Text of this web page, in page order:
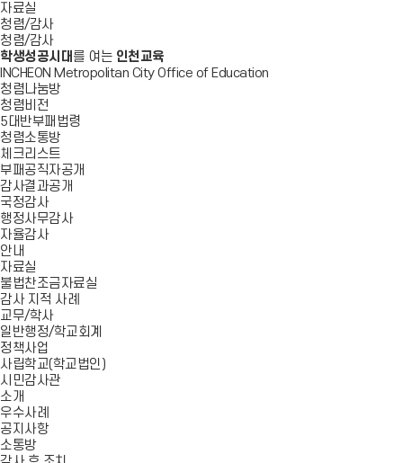
자료실
청렴/감사
청렴/감사
학생성공시대 를 여는 인천교육
INCHEON Metropolitan City Office of Education
청렴나눔방
청렴비전
5대반부패법령
청렴소통방
체크리스트
부패공직자공개
감사결과공개
국정감사
행정사무감사
자율감사
안내
자료실
불법찬조금자료실
감사 지적 사례
교무/학사
일반행정/학교회계
정책사업
사립학교(학교법인)
시민감사관
소개
우수사례
공지사항
소통방